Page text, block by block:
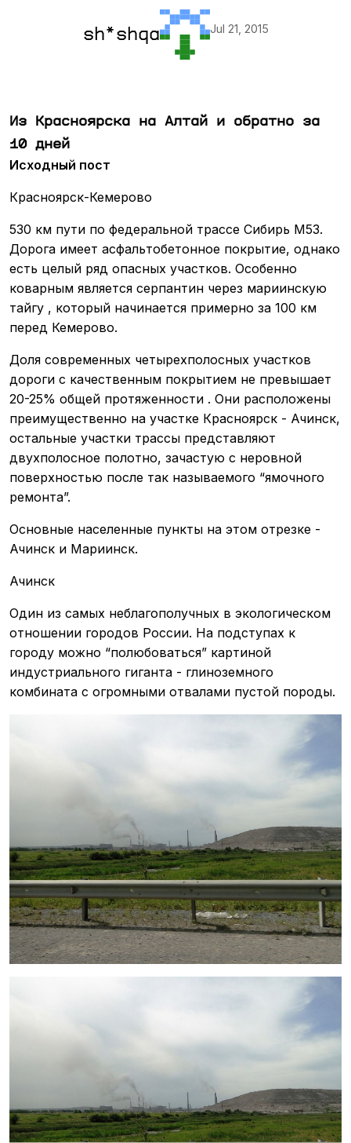
sh*shqa Jul 21, 2015
Из Красноярска на Алтай и обратно за
10 дней
Исходный пост
Красноярск-Кемерово
530 км пути по федеральной трассе Сибирь М53.
Дорога имеет асфальтобетонное покрытие, однако
есть целый ряд опасных участков. Особенно
коварным является серпантин через мариинскую
тайгу , который начинается примерно за 100 км
перед Кемерово.
Доля современных четырехполосных участков
дороги с качественным покрытием не превышает
20-25% общей протяженности . Они расположены
преимущественно на участке Красноярск - Ачинск,
остальные участки трассы представляют
двухполосное полотно, зачастую с неровной
поверхностью после так называемого “ямочного
ремонта”.
Основные населенные пункты на этом отрезке -
Ачинск и Мариинск.
Ачинск
Один из самых неблагополучных в экологическом
отношении городов России. На подступах к
городу можно “полюбоваться” картиной
индустриального гиганта - глиноземного
комбината с огромными отвалами пустой породы.